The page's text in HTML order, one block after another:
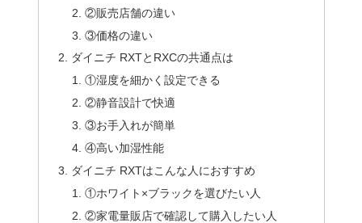
②販売店舗の違い
③価格の違い
ダイニチ RXTとRXCの共通点は
①湿度を細かく設定できる
②静音設計で快適
③お手入れが簡単
④高い加湿性能
ダイニチ RXTはこんな人におすすめ
①ホワイト×ブラックを選びたい人
②家電量販店で確認して購入したい人